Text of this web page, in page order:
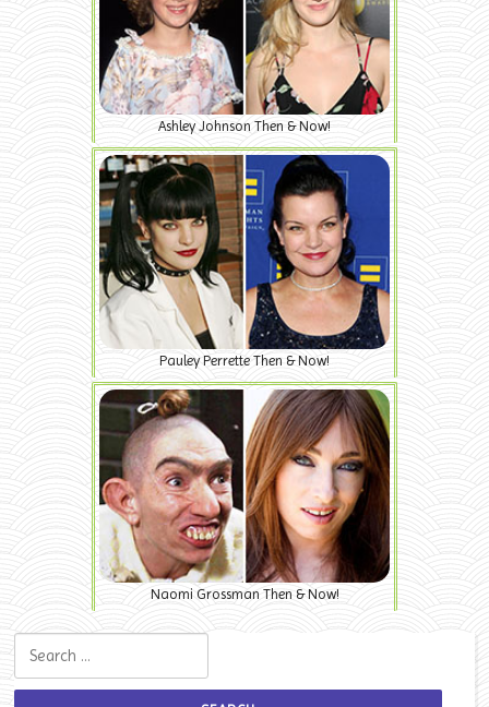
Ashley Johnson Then & Now!
Pauley Perrette Then & Now!
Naomi Grossman Then & Now!